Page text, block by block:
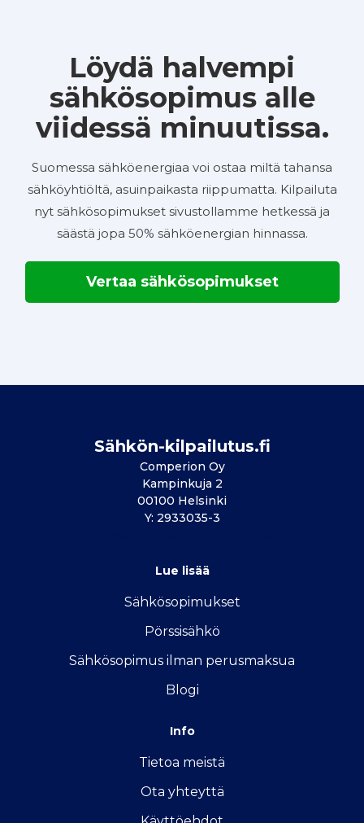
Löydä halvempi
sähkösopimus alle
viidessä minuutissa.
Suomessa sähköenergiaa voi ostaa miltä tahansa
sähköyhtiöltä, asuinpaikasta riippumatta. Kilpailuta
nyt sähkösopimukset sivustollamme hetkessä ja
säästä jopa 50% sähköenergian hinnassa.
Vertaa sähkösopimukset
Sähkön-kilpailutus.fi
Comperion Oy
Kampinkuja 2
00100 Helsinki
Y: 2933035-3
Lue lisää
Sähkösopimukset
Pörssisähkö
Sähkösopimus ilman perusmaksua
Blogi
Info
Tietoa meistä
Ota yhteyttä